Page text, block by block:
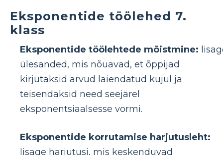
Eksponentide töölehed 7.
klass
Eksponentide töölehtede mõistmine:
ülesanded, mis nõuavad, et õppijad
kirjutaksid arvud laiendatud kujul ja
teisendaksid need seejärel
eksponentsiaalsesse vormi.
Eksponentide korrutamise harjutusleht:
lisage harjutusi, mis keskenduvad